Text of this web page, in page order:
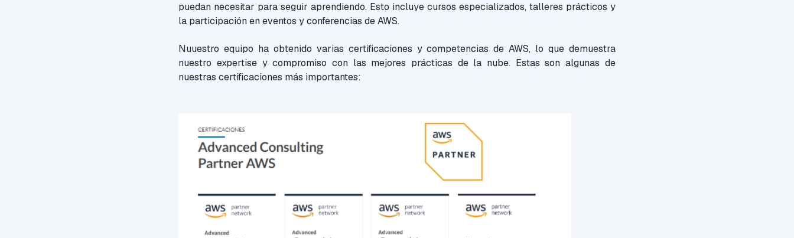
puedan necesitar para seguir aprendiendo. Esto incluye cursos especializados, talleres prácticos y
la participación en eventos y conferencias de AWS.
Nuuestro equipo ha obtenido varias certificaciones y competencias de AWS, lo que demuestra
nuestro expertise y compromiso con las mejores prácticas de la nube. Estas son algunas de
nuestras certificaciones más importantes: